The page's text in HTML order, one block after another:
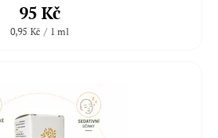
95 Kč
0,95 Kč / 1 ml